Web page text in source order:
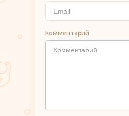
Комментарий